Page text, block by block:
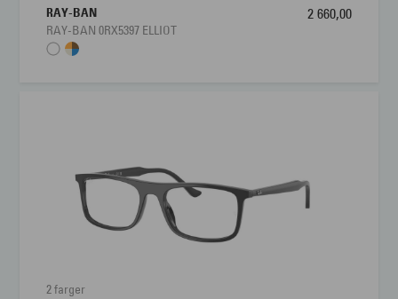
RAY-BAN
RAY-BAN 0RX5397 ELLIOT
2 660,00
2 farger